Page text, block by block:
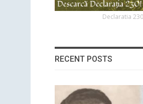
Declaratia
RECENT POSTS